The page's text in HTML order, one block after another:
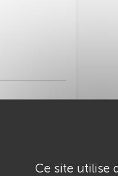
Ce site utilise